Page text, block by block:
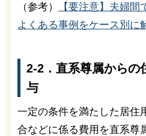
（参考）
【要注意】夫婦間
よくある事例をケース別に
2-2．直系尊属からの
与
一定の条件を満たした居住
合などに係る費用を直系尊